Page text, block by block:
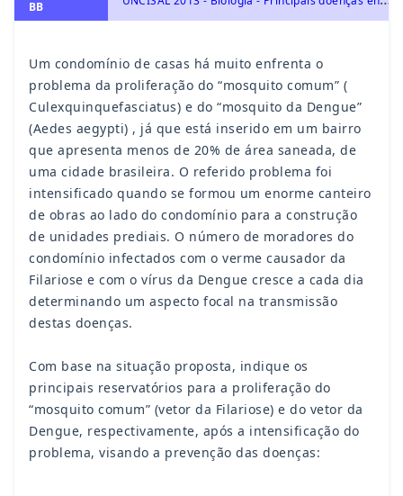
BB
Um condomínio de casas há muito enfrenta o
problema da proliferação do “mosquito comum” (
Culexquinquefasciatus) e do “mosquito da Dengue”
(Aedes aegypti) , já que está inserido em um bairro
que apresenta menos de 20% de área saneada, de
uma cidade brasileira. O referido problema foi
intensificado quando se formou um enorme canteiro
de obras ao lado do condomínio para a construção
de unidades prediais. O número de moradores do
condomínio infectados com o verme causador da
Filariose e com o vírus da Dengue cresce a cada dia
determinando um aspecto focal na transmissão
destas doenças.
Com base na situação proposta, indique os
principais reservatórios para a proliferação do
“mosquito comum” (vetor da Filariose) e do vetor da
Dengue, respectivamente, após a intensificação do
problema, visando a prevenção das doenças: